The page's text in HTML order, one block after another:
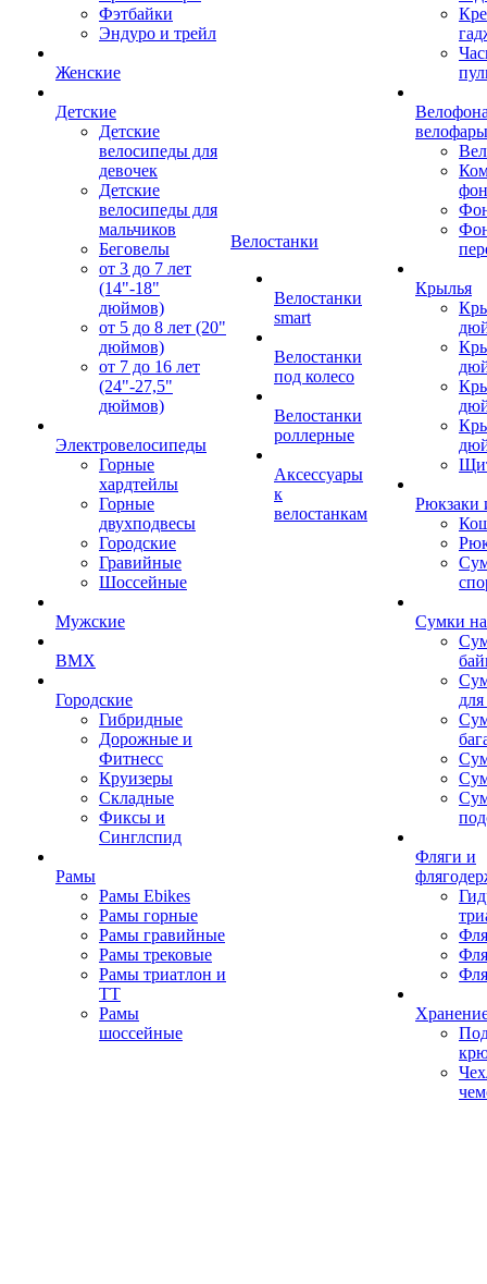
Фэтбайки
Эндуро и трейл
Женские
Детские
Детские
велосипеды для
девочек
Детские
велосипеды для
мальчиков
Беговелы
от 3 до 7 лет
(14"-18"
дюймов)
от 5 до 8 лет (20"
дюймов)
от 7 до 16 лет
(24"-27,5"
дюймов)
Электровелосипеды
Горные
хардтейлы
Горные
двухподвесы
Городские
Гравийные
Шоссейные
Мужские
BMX
Городские
Гибридные
Дорожные и
Фитнесс
Круизеры
Складные
Фиксы и
Синглспид
Рамы
Рамы Ebikes
Рамы горные
Рамы гравийные
Рамы трековые
Рамы триатлон и
ТТ
Рамы
шоссейные
Велостанки
Велостанки
smart
Велостанки
под колесо
Велостанки
роллерные
Аксессуары
к
велостанкам
велофары
Крылья
Рюкзаки
Сумки
Фляги и